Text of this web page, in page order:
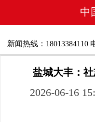
中
新闻热线：18013384110
盐城大丰：
2026-06-16